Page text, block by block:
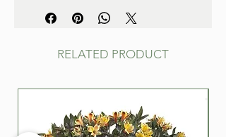
ideale huisgenoot!
De varens die je kent uit de
vooral in gebieden met een hoge
het dan ook prima op een vochtige
plek in huis zoals de badkamer of
keuken. Zorg wel voor direct
RELATED PRODUCT